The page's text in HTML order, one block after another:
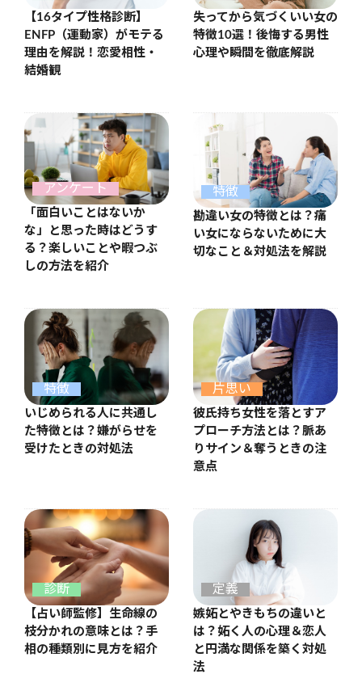
【16タイプ性格診断】
ENFP（運動家）がモテる
理由を解説！恋愛相性・
結婚観
失ってから気づくいい女の
特徴10選！後悔する男性
心理や瞬間を徹底解説
アンケート
「面白いことはないか
な」と思った時はどうす
る？楽しいことや暇つぶ
しの方法を紹介
特徴
勘違い女の特徴とは？痛
い女にならないために大
切なこと＆対処法を解説
特徴
いじめられる人に共通し
た特徴とは？嫌がらせを
受けたときの対処法
片思い
彼氏持ち女性を落とすア
プローチ方法とは？脈あ
りサイン＆奪うときの注
意点
診断
【占い師監修】生命線の
枝分かれの意味とは？手
相の種類別に見方を紹介
定義
嫉妬とやきもちの違いと
は？妬く人の心理＆恋人
と円満な関係を築く対処
法